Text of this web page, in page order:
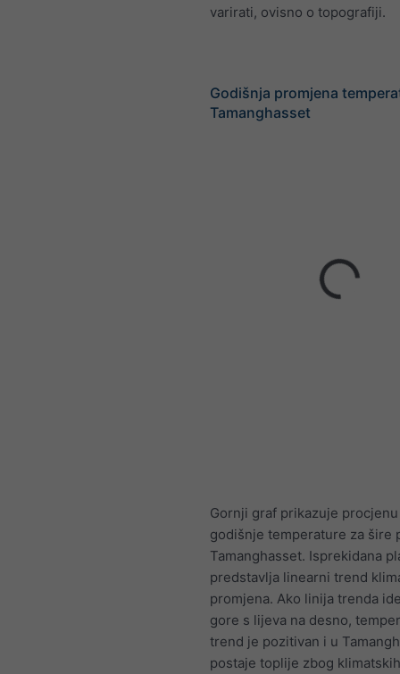
varirati, ovisno o topografiji.
Godišnja promjena
Tamanghasset
Gornji graf prikazuje
godišnje temperature za šire
Tamanghasset. Isprekidana
predstavlja linearni trend
promjena. Ako linija trenda
gore s lijeva na desno,
trend je pozitivan i u
postaje toplije zbog